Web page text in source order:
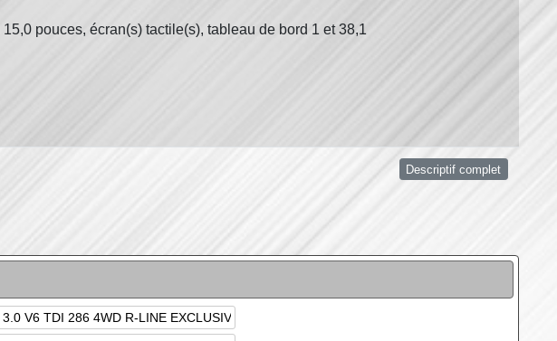
pouces, écran(s) tactile(s), tableau de bord 1 et 38,1
Descriptif complet